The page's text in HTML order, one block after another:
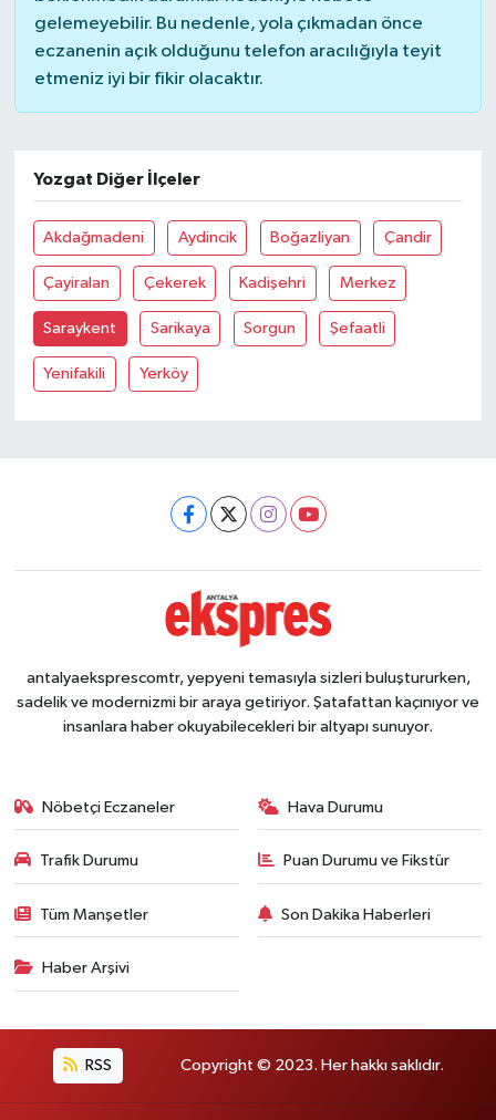
gelemeyebilir. Bu nedenle, yola çıkmadan önce
eczanenin açık olduğunu telefon aracılığıyla teyit
etmeniz iyi bir fikir olacaktır.
Yozgat Diğer İlçeler
Akdağmadeni Aydincik Boğazliyan Çandir
Çayiralan Çekerek Kadişehri Merkez
Saraykent Sarikaya Sorgun Şefaatli
Yenifakili Yerköy
antalyaeksprescomtr, yepyeni temasıyla sizleri buluştururken,
sadelik ve modernizmi bir araya getiriyor. Şatafattan kaçınıyor ve
insanlara haber okuyabilecekleri bir altyapı sunuyor.
Nöbetçi Eczaneler Hava Durumu
Trafik Durumu Puan Durumu ve Fikstür
Tüm Manşetler Son Dakika Haberleri
Haber Arşivi
RSS Copyright © 2023. Her hakkı saklıdır.